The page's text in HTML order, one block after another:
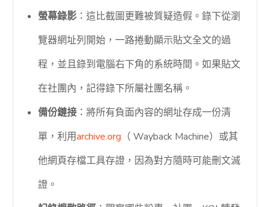
螢幕錄影 ：這比截圖更難被質疑造假。錄下從瀏
覽器網址列開始，一路捲動顯示貼文全文的過
程，並且錄到電腦右下角的系統時間。如果貼文
在社團內，記得錄下所屬社團名稱。
備份鏈接 ：將所有負面內容的網址存成一份清
單，利用archive.org （ Wayback Machine）或其
他網頁存檔工具存證，因為對方隨時可能刪文滅
證。